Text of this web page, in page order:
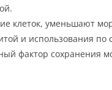
клеток, уменьшают
и использования по
фактор сохранения